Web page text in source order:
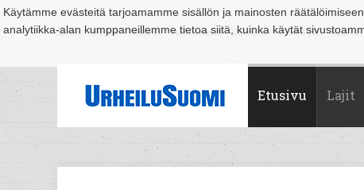
Käytämme evästeitä tarjoamamme sisällön ja mainosten
analytiikka-alan kumppaneillemme tietoa siitä, kuinka käytät
Suomi Espoo Helsinki Hämeenlinna Joensuu Jyväskylä Kouvola
Etusivu Lajit